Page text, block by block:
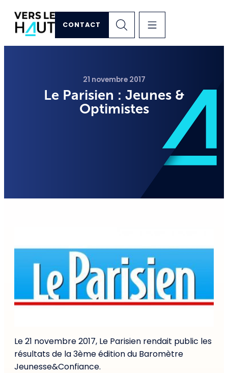
CONTACT
21 novembre 2017
Le Parisien : Jeunes &
Optimistes
Le 21 novembre 2017, Le Parisien rendait public les
résultats de la 3ème édition du Baromètre
Jeunesse&Confiance.